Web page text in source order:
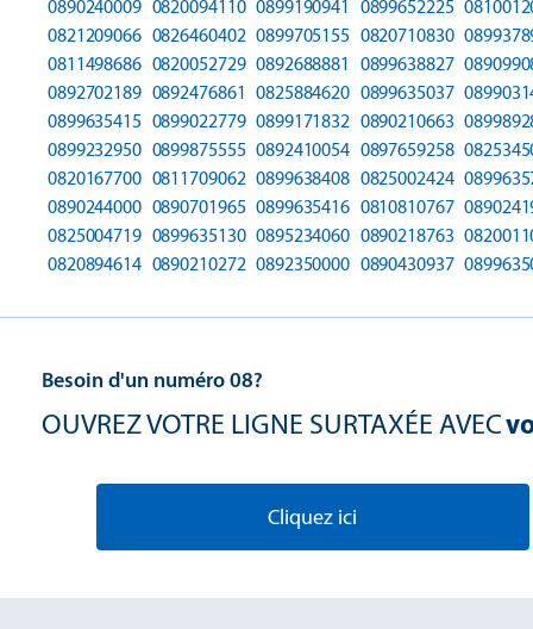
0890240009 0820094110 0899190941 0899652225
0821209066 0826460402 0899705155 0820710830
0811498686 0820052729 0892688881 0899638827
0892702189 0892476861 0825884620 0899635037
0899635415 0899022779 0899171832 0890210663
0899232950 0899875555 0892410054 0897659258
0820167700 0811709062 0899638408 0825002424
0890244000 0890701965 0899635416 0810810767
0825004719 0899635130 0895234060 0890218763
0820894614 0890210272 0892350000 0890430937
Besoin d'un numéro 08?
OUVREZ VOTRE LIGNE SURTAXÉE AVEC
Cliquez ici